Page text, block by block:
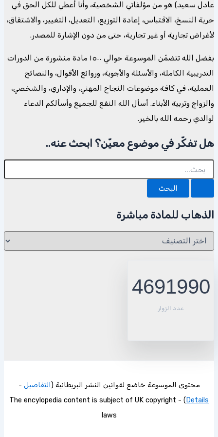
عادل سعيد) هو من مؤلفاتي الشخصية، وأنا أعطي للكل الحق في
حرية النسخ، الاقتباس، إعادة التوزيع، التعديل، التغيير، والاشتقاق،
لأغراض تجارية أو غير تجارية، حتى من دون الإشارة للمصدر.
بفضل الله تتضمّن الموسوعة حوالي ١٥٠٠ مادة منشورة من الدورات
التدريبية الكاملة، والأسئلة والأجوبة، وروائع الأقوال، والنصائح
العملية، في كافة موضوعات النجاح المهني، والإداري، والشخصي،
والزواج وتربية الأبناء. أسأل الله النفع للجميع وأسألكم الدعاء
لوالدي رحمه الله بالخير.
هل تفكّر في موضوع معيّن؟ ابحث عنه..
البحث
عن:
الذهاب للمادة مباشرة
الذهاب
للمادة
4691990
عدد الزوار
محتوى الموسوعة خاضع لقوانين النشر البريطانية (التفاصيل -
Details
) - The encylopedia content is subject of UK copyright
laws